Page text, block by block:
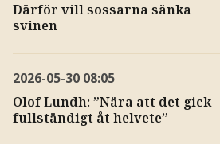
Därför vill sossarna sänka
svinen
2026-05-30 08:05
Olof Lundh: ”Nära att det gick
fullständigt åt helvete”